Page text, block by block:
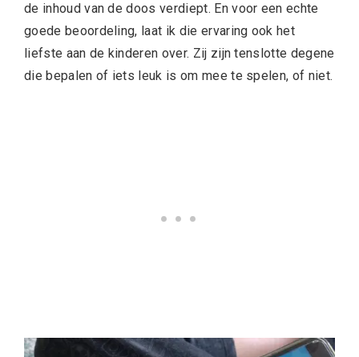
de inhoud van de doos verdiept. En voor een echte
goede beoordeling, laat ik die ervaring ook het
liefste aan de kinderen over. Zij zijn tenslotte degene
die bepalen of iets leuk is om mee te spelen, of niet.